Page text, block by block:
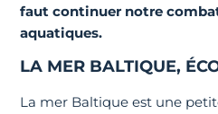
faut continuer notre
aquatiques.
LA MER BALTIQUE,
La mer Baltique est une